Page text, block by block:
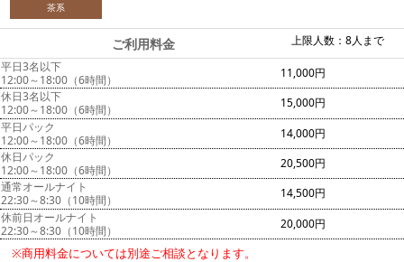
茶系
上限人数：8人まで
ご利用料金
平日3名以下
12:00～18:00（6時間）
11,000円
休日3名以下
12:00～18:00（6時間）
15,000円
平日パック
12:00～18:00（6時間）
14,000円
休日パック
12:00～18:00（6時間）
20,500円
通常オールナイト
22:30～8:30（10時間）
14,500円
休前日オールナイト
22:30～8:30（10時間）
20,000円
※商用料金については別途ご相談となります。